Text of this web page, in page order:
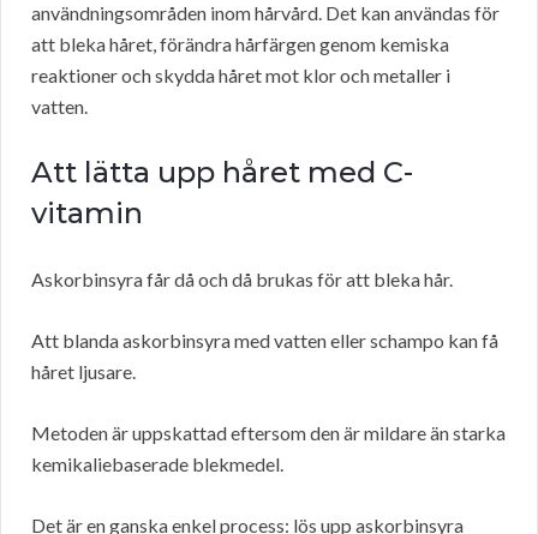
användningsområden inom hårvård. Det kan användas för
att bleka håret, förändra hårfärgen genom kemiska
reaktioner och skydda håret mot klor och metaller i
vatten.
Att lätta upp håret med C-
vitamin
Askorbinsyra får då och då brukas för att bleka hår.
Att blanda askorbinsyra med vatten eller schampo kan få
håret ljusare.
Metoden är uppskattad eftersom den är mildare än starka
kemikaliebaserade blekmedel.
Det är en ganska enkel process: lös upp askorbinsyra